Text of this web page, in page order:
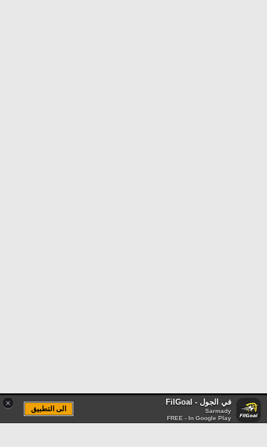
× في الجول - FilGoal
Sarmady
FREE - In Google Play
الى التطبيق